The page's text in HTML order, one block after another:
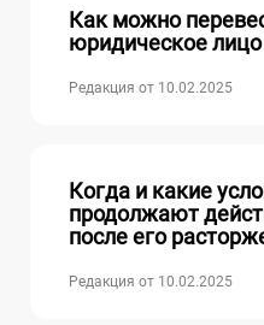
Как можно
юридическое лицо
Редакция от 10.02.2025
Когда и какие
продолжают
после его
Редакция от 10.02.2025